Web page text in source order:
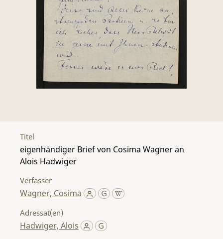
Titel
eigenhändiger Brief von Cosima Wagner an
Alois Hadwiger
Verfasser
Wagner, Cosima
Adressat(en)
Hadwiger, Alois